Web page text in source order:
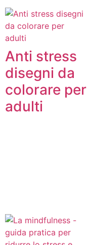
Anti stress
disegni da
colorare per
adulti